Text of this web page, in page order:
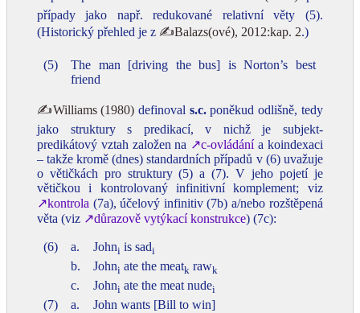
případy jako např. redukované relativní věty (5).
(Historický přehled je z ✍Balazs(ové), 2012:kap. 2.)
(5)
The man [driving the bus] is Norton’s best
friend
✍Williams (1980) definoval s.c.poněkud odlišně, tedy
jako struktury s predikací, v nichž je subjekt-
predikátový vztah založen na ↗c-ovládánía koindexaci
– takže kromě (dnes) standardních případů v (6) uvažuje
o větičkách pro struktury (5) a (7). V jeho pojetí je
větičkou i kontrolovaný infinitivní komplement; viz
↗kontrola (7a), účelový infinitiv (7b) a/nebo rozštěpená
věta (viz ↗důrazově vytýkací konstrukce) (7c):
(6) a. Johni is sadi
b. Johni ate the meatk rawk
c. Johni ate the meat nudei
(7) a.
John wants [Bill to win]